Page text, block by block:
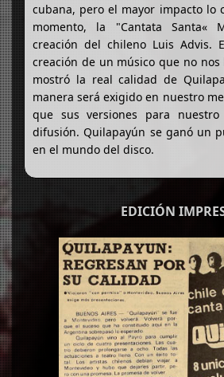
cubana, pero el mayor impacto lo
momento, la "Cantata Santa«
creación del chileno Luis Advis.
creación de un músico que no
mostró la real calidad de
manera será exigido en nuestro
que sus versiones para
difusión. Quilapayún se ganó un
en el mundo del disco.
EDICIÓN